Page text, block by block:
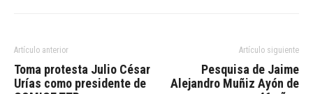
Artículo anterior
Toma protesta Julio César
Urías como presidente de
Artículo siguiente
Pesquisa de Jaime
Alejandro Muñiz Ayón de